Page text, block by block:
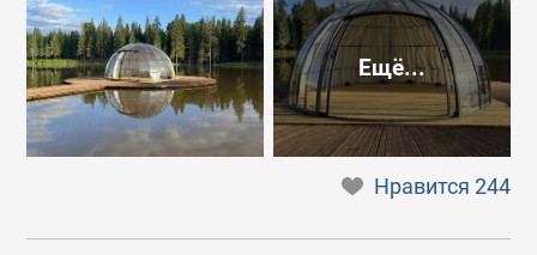
Ещё...
Нравится244